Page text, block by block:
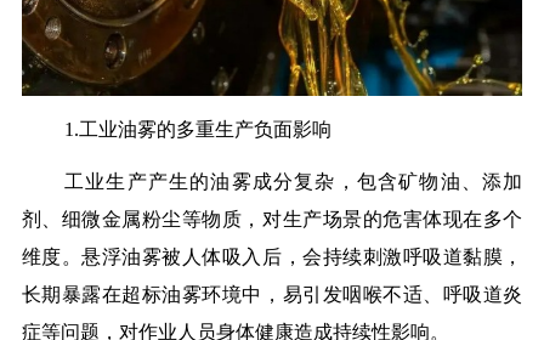
1.工业油雾的多重生产负面影响
工业生产产生的油雾成分复杂，包含矿物油、添加
剂、细微金属粉尘等物质，对生产场景的危害体现在多个
维度。悬浮油雾被人体吸入后，会持续刺激呼吸道黏膜，
长期暴露在超标油雾环境中，易引发咽喉不适、呼吸道炎
症等问题，对作业人员身体健康造成持续性影响。